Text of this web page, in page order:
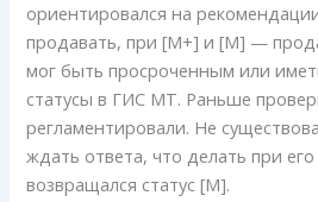
ориентировался на
продавать, при [M+] и [M] —
мог быть просроченным или
статусы в ГИС МТ. Раньше
регламентировали. Не
ждать ответа, что делать при
возвращался статус [M].